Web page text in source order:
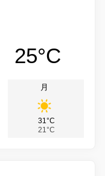
25°C
月
31°C
21°C